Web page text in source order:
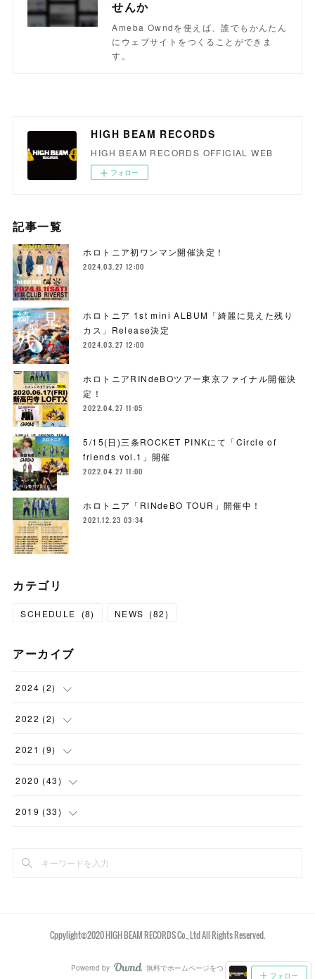
せんか
Ameba Owndを使えば、誰でもかんたん
にウェブサイトをつくることができま
す。
HIGH BEAM RECORDS
HIGH BEAM RECORDS OFFICIAL WEB
フォロー
記事一覧
ホロトニア初ワンマン開催決定！
2024.03.27 12:00
ホロトニア 1st mini ALBUM「綺麗に見えた残り
カス」Release決定
2024.03.27 12:00
ホロトニアRINdeBOツアー東京ファイナル開催決
定！
2022.04.27 11:05
5/15(日)三条ROCKET PINKにて「Circle of
friends vol.1」開催
2022.04.27 11:00
ホロトニア「RINdeBO TOUR」開催中！
2021.12.23 03:34
カテゴリ
SCHEDULE (8) NEWS (82)
アーカイブ
2024 (2)
(2
2022 (2)
(2
2021 (9)
(1)
(3)
(
2020 (43)
(1)
(4
2019 (33)
(6
フォロー
Cppylight©️2020 HIGH BEAM RECORDS Co., Ltd All Rights Reserved.
Powered by AmebaOwnd
無料でホームページをつくろう